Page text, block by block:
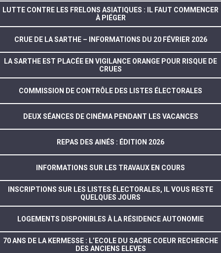
LUTTE CONTRE LES FRELONS ASIATIQUES : IL FAUT COMMENCER
À PIÉGER
CRUE DE LA SARTHE – INFORMATIONS DU 20 FÉVRIER 2026
LA SARTHE EST PLACÉE EN VIGILANCE ORANGE POUR RISQUE DE
CRUES
COMMISSION DE CONTRÔLE DES LISTES ÉLECTORALES
DEUX SÉANCES DE CINÉMA PENDANT LES VACANCES
REPAS DES AINÉS : ÉDITION 2026
INFORMATIONS SUR LES TRAVAUX EN COURS
INSCRIPTIONS SUR LES LISTES ÉLECTORALES, IL VOUS RESTE
QUELQUES JOURS
LOGEMENTS DISPONIBLES À LA RÉSIDENCE AUTONOMIE
70 ANS DE LA KERMESSE : L’ECOLE DU SACRE COEUR RECHERCHE
DES ANCIENS ELEVES